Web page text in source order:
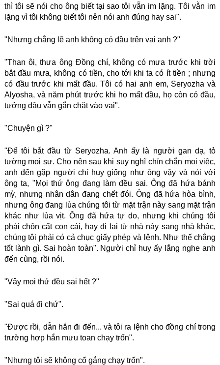
thì tôi sẽ nói cho ông biết tại sao tôi vẫn im lặng. Tôi vẫn im
lặng vì tôi không biết tôi nên nói anh đúng hay sai".
"Nhưng chẳng lẽ anh không có đầu trên vai anh ?"
"Than ôi, thưa ông Đồng chí, không có mưa trước khi trời
bắt đầu mưa, không có tiền, cho tới khi ta có ít tiền ; nhưng
có đầu trước khi mất đầu. Tôi có hai anh em, Seryozha và
Alyosha, và năm phút trước khi họ mất đầu, họ còn có đầu,
tưởng đâu vẫn gắn chặt vào vai".
"Chuyện gì ?"
"Để tôi bắt đầu từ Seryozha. Anh ấy là người gan dạ, tỏ
tường mọi sự. Cho nên sau khi suy nghĩ chín chắn mọi việc,
anh đến gặp người chỉ huy giống như ông vậy và nói với
ông ta, "Mọi thứ ông đang làm đều sai. Ông đã hứa bánh
mỳ, nhưng nhân dân đang chết đói. Ông đã hứa hòa bình,
nhưng ông đang lùa chúng tôi từ mặt trận này sang mặt trận
khác như lùa vịt. Ông đã hứa tự do, nhưng khi chúng tôi
phải chôn cất con cái, hay đi lại từ nhà này sang nhà khác,
chúng tôi phải có cả chục giấy phép và lệnh. Như thế chẳng
tốt lành gì. Sai hoàn toàn". Người chỉ huy ấy lắng nghe anh
đến cùng, rồi nói.
"Vậy mọi thứ đều sai hết ?"
"Sai quá đi chứ".
"Được rồi, dẫn hắn đi đến... và tôi ra lệnh cho đồng chí trong
trường hợp hắn mưu toan chạy trốn".
"Nhưng tôi sẽ không cố gắng chạy trốn".